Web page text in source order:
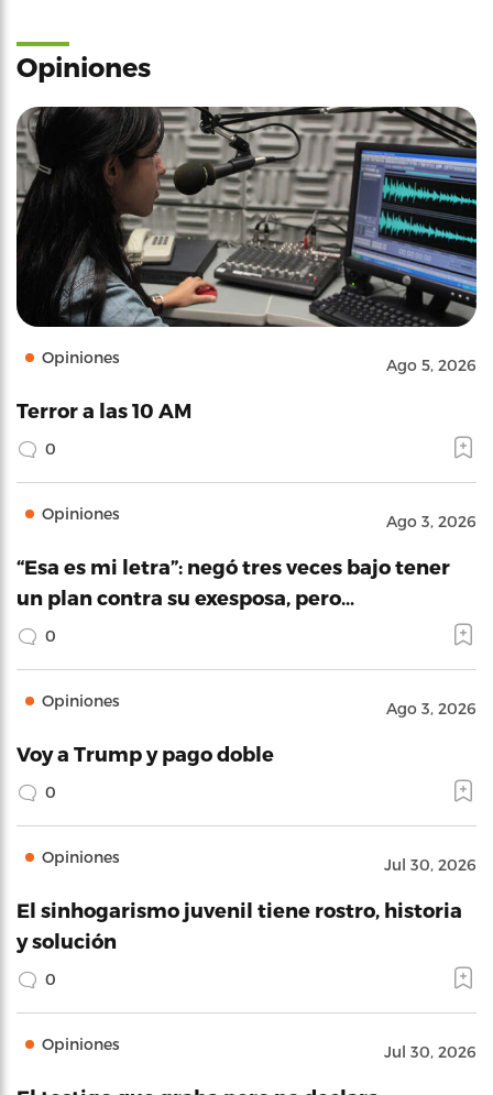
Opiniones
Opiniones Ago 5, 2026
Terror a las 10 AM
0
Opiniones Ago 3, 2026
“Esa es mi letra”: negó tres veces bajo tener
un plan contra su exesposa, pero…
0
Opiniones Ago 3, 2026
Voy a Trump y pago doble
0
Opiniones Jul 30, 2026
El sinhogarismo juvenil tiene rostro, historia
y solución
0
Opiniones Jul 30, 2026